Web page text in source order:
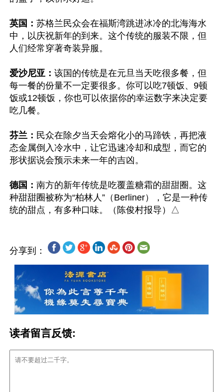
英国： 苏格兰民众会在福斯湾跳进冰冷的北海海水
中，以庆祝新年的到来。这个传统的服装不限，但
人们经常穿著奇装异服。
爱沙尼亚： 该国的传统是在元旦当天吃很多餐，但
每一餐的份量不一定要很多。你可以吃7顿饭、9顿
饭或12顿饭，你也可以依据你的幸运数字来决定要
吃几餐。
芬兰： 民众在除夕当天会熔化小的马蹄铁，再把液
态金属倒入冷水中，让它迅速冷却和成型，而它的
形状据说会预示未来一年的吉凶。
德国： 南方的新年传统是吃覆盖糖霜的甜甜圈。这
种甜甜圈被称为“柏林人”（Berliner），它是一种传
分享到：
读者留言反馈: